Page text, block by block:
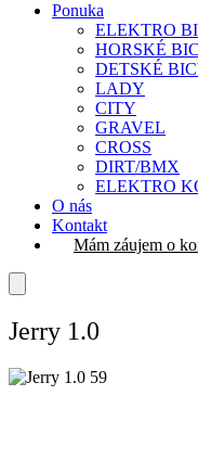
Ponuka
ELEKTRO
HORSKÉ
DETSKÉ
LADY
CITY
GRAVEL
CROSS
DIRT/BMX
ELEKTRO
O nás
Kontakt
Mám záujem o
Jerry 1.0